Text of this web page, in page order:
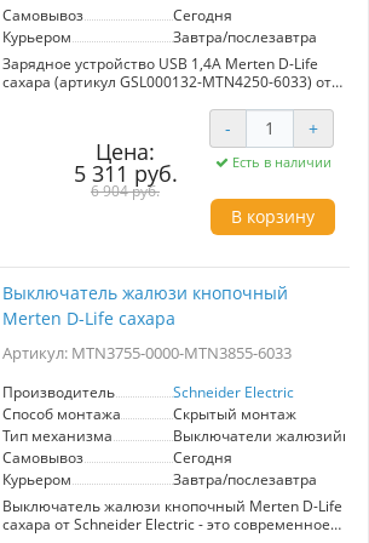
Самовывоз
Сегодня
Курьером
Завтра/послезавтра
Зарядное устройство USB 1,4A Merten D-Life
сахара (артикул GSL000132-MTN4250-6033) от
современных пользователей, стремящихся к
эффективности и удобству в повседневной
жизни. Устройство оснащено розеткой USB,
обеспечивающим быструю и надежную
зарядку мобильных устройств с током до 1,4A.
Применение механизма в цвете сахара
гарантирует гармоничное сочетание с любым
современный вид. Производитель Schneider
Electric известен высоким качеством своей
продукции, что дополнительно подтверждает
долгий срок службы и безопасность
устройство Merten D-Life — это универсальное
гаджетов в домашних условиях или в офисе,
обеспечивая всестороннюю поддержку жизни
в цифровом формате.
Цена:
5 311 руб.
6 904 руб.
- +
Есть в наличии
В корзину
Выключатель жалюзи кнопочный
Merten D-Life сахара
Артикул: MTN3755-0000-MTN3855-6033
Производитель
Schneider Electric
Способ монтажа
Скрытый монтаж
Тип механизма
Выключатели
Самовывоз
Сегодня
Курьером
Завтра/послезавтра
Выключатель жалюзи кнопочный Merten D-Life
сахара от Schneider Electric - это современное и